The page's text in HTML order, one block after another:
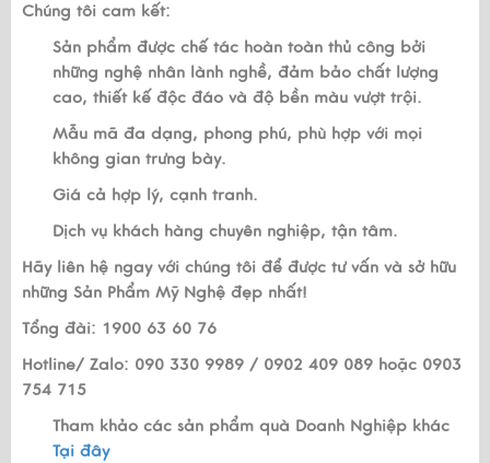
Chúng tôi cam kết:
Sản phẩm được chế tác hoàn toàn thủ công bởi
những nghệ nhân lành nghề, đảm bảo chất lượng
cao, thiết kế độc đáo và độ bền màu vượt trội.
Mẫu mã đa dạng, phong phú, phù hợp với mọi
không gian trưng bày.
Giá cả hợp lý, cạnh tranh.
Dịch vụ khách hàng chuyên nghiệp, tận tâm.
Hãy liên hệ ngay với chúng tôi để được tư vấn và sở hữu
những Sản Phẩm Mỹ Nghệ đẹp nhất!
Tổng đài: 1900 63 60 76
Hotline/ Zalo: 090 330 9989 / 0902 409 089 hoặc 0903
754 715
Tham khảo các sản phẩm quà Doanh Nghiệp khác
Tại đây